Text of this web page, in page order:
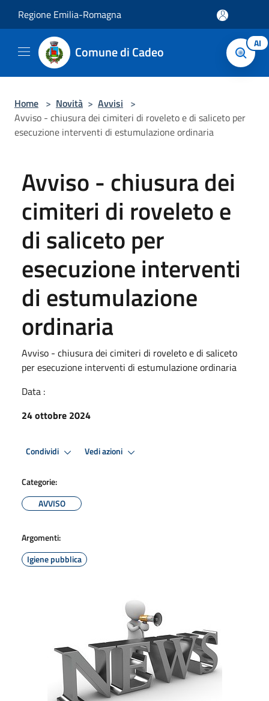
Regione Emilia-Romagna
Comune di Cadeo AI
Home > Novità > Avvisi >
Avviso - chiusura dei cimiteri di roveleto e di saliceto per
esecuzione interventi di estumulazione ordinaria
Avviso - chiusura dei
cimiteri di roveleto e
di saliceto per
esecuzione interventi
di estumulazione
ordinaria
Avviso - chiusura dei cimiteri di roveleto e di saliceto
per esecuzione interventi di estumulazione ordinaria
Data :
24 ottobre 2024
Condividi Vedi azioni
Categorie:
AVVISO
Argomenti:
Igiene pubblica